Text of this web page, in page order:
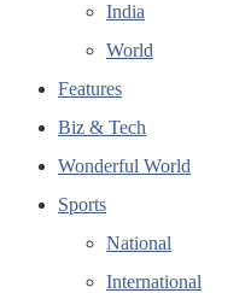
India
World
Features
Biz & Tech
Wonderful World
Sports
National
International